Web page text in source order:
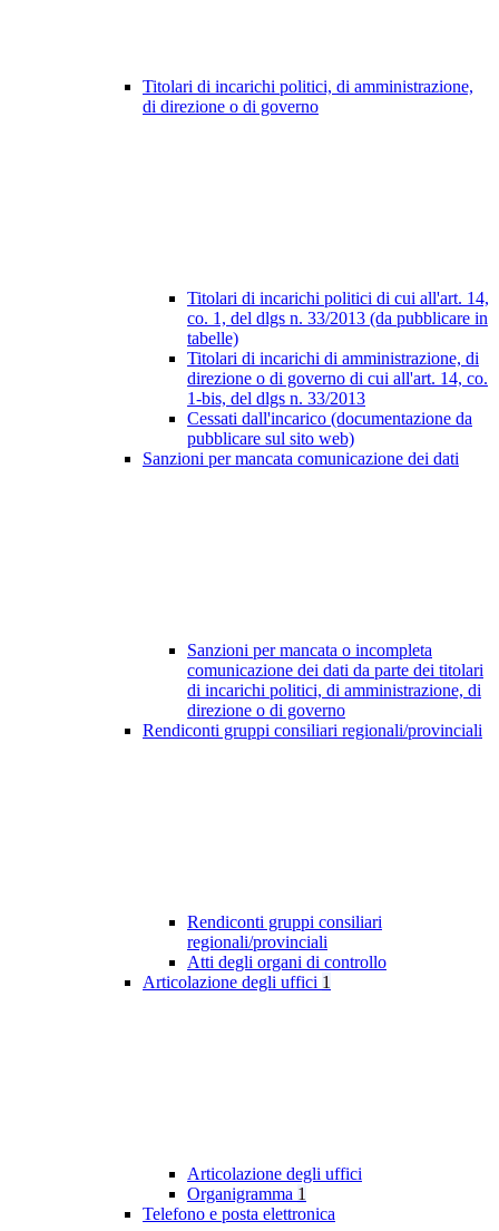
Titolari di incarichi politici, di amministrazione,
di direzione o di governo
Titolari di incarichi politici di cui all'art. 14,
co. 1, del dlgs n. 33/2013 (da pubblicare in
tabelle)
Titolari di incarichi di amministrazione, di
direzione o di governo di cui all'art. 14, co.
1-bis, del dlgs n. 33/2013
Cessati dall'incarico (documentazione da
pubblicare sul sito web)
Sanzioni per mancata comunicazione dei dati
Sanzioni per mancata o incompleta
comunicazione dei dati da parte dei titolari
di incarichi politici, di amministrazione, di
direzione o di governo
Rendiconti gruppi consiliari regionali/provinciali
Rendiconti gruppi consiliari
regionali/provinciali
Atti degli organi di controllo
Articolazione degli uffici 1
Articolazione degli uffici
Organigramma 1
Telefono e posta elettronica